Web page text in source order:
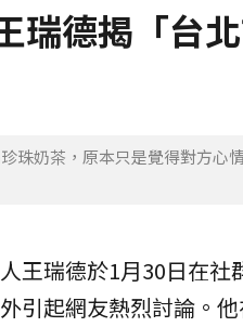
瑞德揭「台
珠奶茶，原本只是覺得對方心
王瑞德於1月30日在
引起網友熱烈討論。